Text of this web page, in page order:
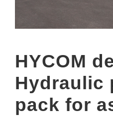
HYCOM
Hydraulic
pack for